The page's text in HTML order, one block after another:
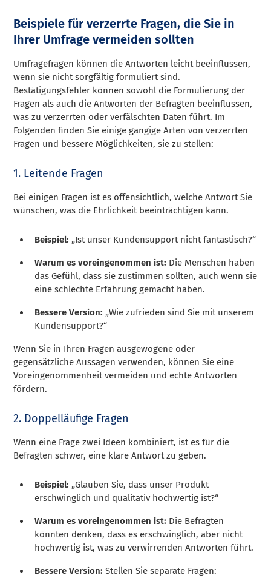
Beispiele für verzerrte Fragen, die Sie in
Ihrer Umfrage vermeiden sollten
Umfragefragen können die Antworten leicht beeinflussen,
wenn sie nicht sorgfältig formuliert sind.
Bestätigungsfehler können sowohl die Formulierung der
Fragen als auch die Antworten der Befragten beeinflussen,
was zu verzerrten oder verfälschten Daten führt. Im
Folgenden finden Sie einige gängige Arten von verzerrten
Fragen und bessere Möglichkeiten, sie zu stellen:
1. Leitende Fragen
Bei einigen Fragen ist es offensichtlich, welche Antwort Sie
wünschen, was die Ehrlichkeit beeinträchtigen kann.
Beispiel: „Ist unser Kundensupport nicht fantastisch?“
Warum es voreingenommen ist: Die Menschen haben
das Gefühl, dass sie zustimmen sollten, auch wenn sie
eine schlechte Erfahrung gemacht haben.
Bessere Version: „Wie zufrieden sind Sie mit unserem
Kundensupport?“
Wenn Sie in Ihren Fragen ausgewogene oder
gegensätzliche Aussagen verwenden, können Sie eine
Voreingenommenheit vermeiden und echte Antworten
fördern.
2. Doppelläufige Fragen
Wenn eine Frage zwei Ideen kombiniert, ist es für die
Befragten schwer, eine klare Antwort zu geben.
Beispiel: „Glauben Sie, dass unser Produkt
erschwinglich und qualitativ hochwertig ist?“
Warum es voreingenommen ist: Die Befragten
könnten denken, dass es erschwinglich, aber nicht
hochwertig ist, was zu verwirrenden Antworten führt.
Bessere Version:Stellen Sie separate Fragen: